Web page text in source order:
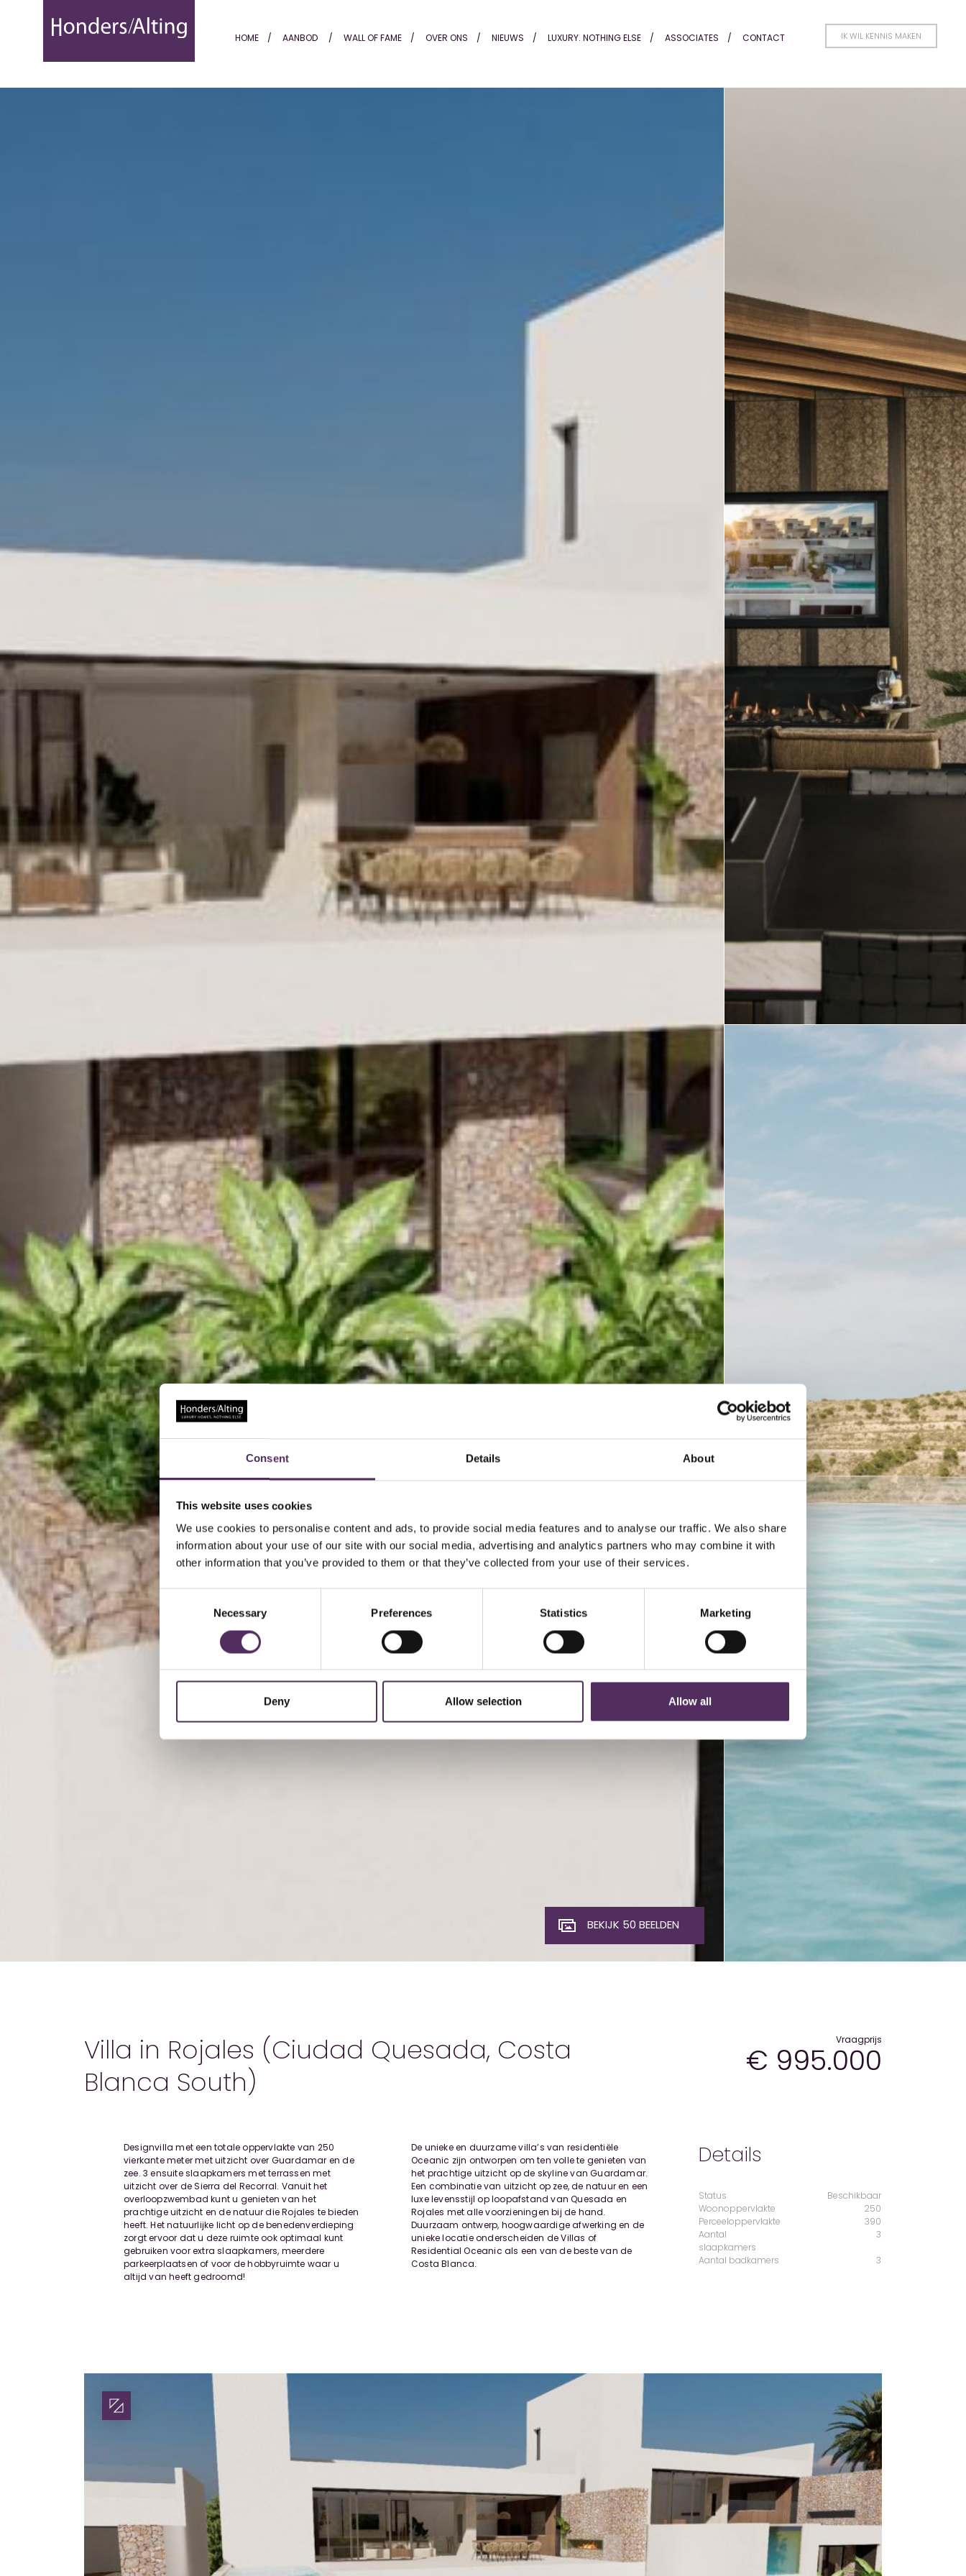
Consent Details About
This website uses cookies
We use cookies to personalise content and ads, to provide social media features and to analyse our traffic. We also share
information about your use of our site with our social media, advertising and analytics partners who may combine it with
other information that you’ve provided to them or that they’ve collected from your use of their services.
Necessary Preferences Statistics Marketing
Deny Allow selection Allow all
Villa in Rojales (Ciudad Quesada, Costa Blanca South) - Honders Alting
IK WIL KENNIS MAKEN
HOME AANBOD WALL OF FAME OVER ONS NIEUWS LUXURY. NOTHING ELSE ASSOCIATES CONTACT
BEKIJK 50 BEELDEN
Villa in Rojales (Ciudad Quesada, Costa
Blanca South)
Vraagprijs
€ 995.000
Designvilla met een totale oppervlakte van 250
vierkante meter met uitzicht over Guardamar en de
zee. 3 ensuite slaapkamers met terrassen met
uitzicht over de Sierra del Recorral. Vanuit het
overloopzwembad kunt u genieten van het
prachtige uitzicht en de natuur die Rojales te bieden
heeft. Het natuurlijke licht op de benedenverdieping
zorgt ervoor dat u deze ruimte ook optimaal kunt
gebruiken voor extra slaapkamers, meerdere
parkeerplaatsen of voor de hobbyruimte waar u
altijd van heeft gedroomd!
De unieke en duurzame villa’s van residentiële
Oceanic zijn ontworpen om ten volle te genieten van
het prachtige uitzicht op de skyline van Guardamar.
Een combinatie van uitzicht op zee, de natuur en een
luxe levensstijl op loopafstand van Quesada en
Rojales met alle voorzieningen bij de hand.
Duurzaam ontwerp, hoogwaardige afwerking en de
unieke locatie onderscheiden de Villas of
Residential Oceanic als een van de beste van de
Costa Blanca.
Details
Status
Beschikbaar
Woonoppervlakte
250
Perceeloppervlakte
390
Aantal
slaapkamers
3
Aantal badkamers 3